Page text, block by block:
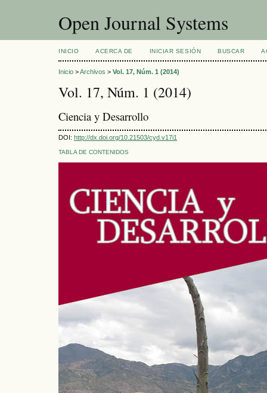
Open Journal Systems
INICIO ACERCA DE INICIAR SESIÓN BUSCAR
Inicio >Archivos > Vol. 17, Núm. 1 (2014)
Vol. 17, Núm. 1 (2014)
Ciencia y Desarrollo
DOI: http://dx.doi.org/10.21503/cyd.v17i1
TABLA DE CONTENIDOS